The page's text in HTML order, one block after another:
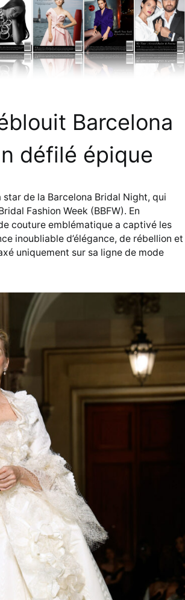
Barcelona
défilé épique
de la Barcelona Bridal Night, qui
Fashion Week (BBFW). En
couture emblématique a captivé les
inoubliable d’élégance, de rébellion et
uniquement sur sa ligne de mode